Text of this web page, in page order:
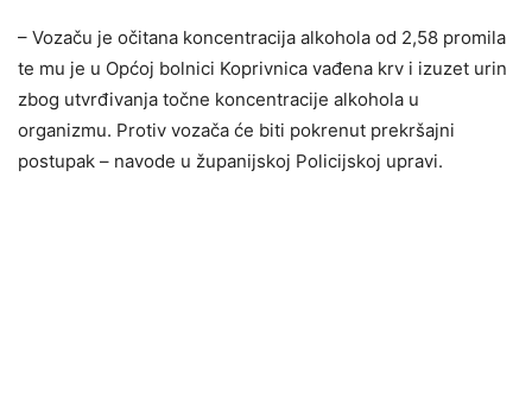
– Vozaču je očitana koncentracija alkohola od 2,58 promila
te mu je u Općoj bolnici Koprivnica vađena krv i izuzet urin
zbog utvrđivanja točne koncentracije alkohola u
organizmu. Protiv vozača će biti pokrenut prekršajni
postupak – navode u županijskoj Policijskoj upravi.